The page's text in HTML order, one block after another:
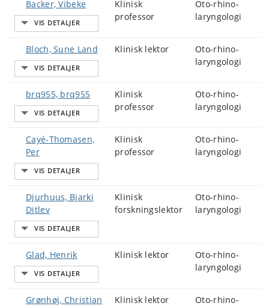
Backer, Vibeke
Klinisk
professor
Oto-rhino-
laryngologi
Bloch, Sune Land Klinisk lektor
Oto-rhino-
laryngologi
brq955, brq955
Klinisk
professor
Oto-rhino-
laryngologi
Cayé-Thomasen,
Per
Klinisk
professor
Oto-rhino-
laryngologi
Djurhuus, Bjarki
Ditlev
Klinisk
forskningslektor
Oto-rhino-
laryngologi
Glad, Henrik Klinisk lektor
Oto-rhino-
laryngologi
Grønhøj, Christian Klinisk lektor
Oto-rhino-